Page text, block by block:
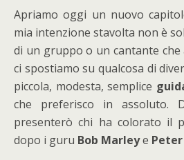
Apriamo oggi un nuovo
mia intenzione stavolta non è
di un gruppo o un cantante
ci spostiamo su qualcosa di
piccola, modesta, semplice
che preferisco in assoluto.
presenterò chi ha colorato il
dopo i guru Bob Marleye